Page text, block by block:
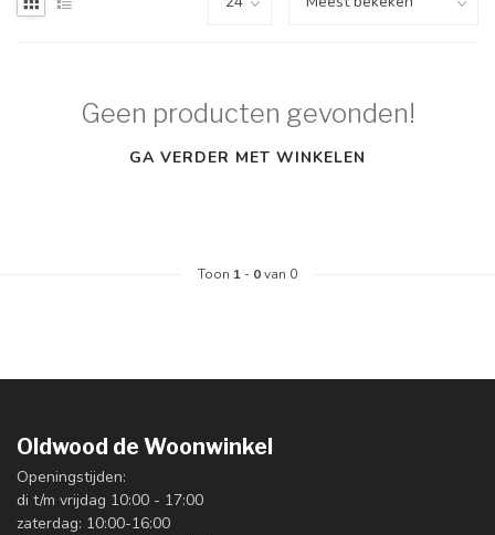
Geen producten gevonden!
GA VERDER MET WINKELEN
Toon 1 - 0van 0
Oldwood de Woonwinkel
Openingstijden:
di t/m vrijdag 10:00 - 17:00
zaterdag: 10:00-16:00